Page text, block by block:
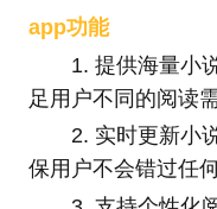
app功能
1. 提供海量小
足用户不同的阅读需
2. 实时更新小
保用户不会错过任